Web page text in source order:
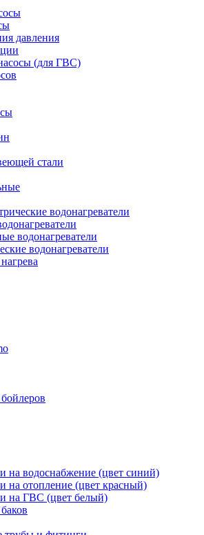
давления
(для ГВС)
стали
водонагреватели
водонагреватели
водонагреватели
на водоснабжение (цвет синий)
на отопление (цвет красный)
на ГВС (цвет белый)